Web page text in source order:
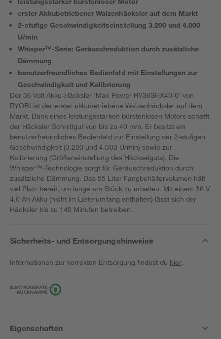
erster Akkubetriebener Walzenhäcksler auf dem Markt
2-stufige Geschwindigkeitseinstellung 3.200 und 4.000
U/min
Whisper™-Serie: Geräuschreduktion durch zusätzliche
Dämmung
benutzerfreundliches Bedienfeld mit Einstellungen zur
Geschwindigkeit und Kalibrierung
Der 36 Volt Akku-Häcksler 'Max Power RY36SHX40-0' von
RYOBI ist der erster akkubetriebene Walzenhäcksler auf dem
Markt. Dank eines leistungsstarken bürstenlosen Motors schafft
der Häcksler Schnittgut von bis zu 40 mm. Er besitzt ein
benutzerfreundliches Bedienfeld zur Einstellung der 2-stufigen
Geschwindigkeit (3.200 und 4.000 U/min) sowie zur
Kalibrierung (Größeneinstellung des Häckselguts). Die
Whisper™-Technologie sorgt für Geräuschreduktion durch
zusätzliche Dämmung. Das 55 Liter Fangbehältervolumen hält
viel Platz bereit, um lange am Stück zu arbeiten. Mit einem 36 V
4,0 Ah Akku (nicht im Lieferumfang enthalten) lässt sich der
Häcksler bis zu 140 Minuten betreiben.
Sicherheits- und Entsorgungshinweise
Informationen zur korrekten Entsorgung findest du hier.
Eigenschaften